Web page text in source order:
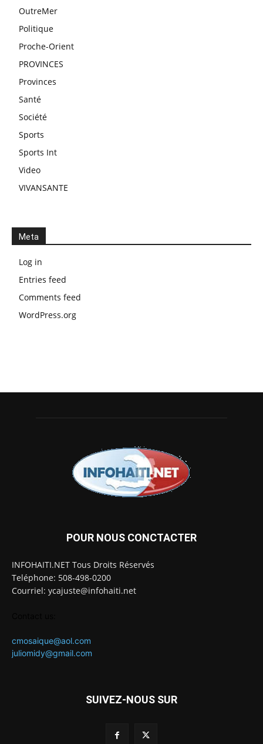
OutreMer
Politique
Proche-Orient
PROVINCES
Provinces
Santé
Société
Sports
Sports Int
Video
VIVANSANTE
Meta
Log in
Entries feed
Comments feed
WordPress.org
POUR NOUS CONCTACTER
INFOHAITI.NET Tous Droits Réservés
Teléphone: 508-498-0200
Courriel: ycajuste@infohaiti.net
cmosaique@aol.com
juliomidy@gmail.com
SUIVEZ-NOUS SUR